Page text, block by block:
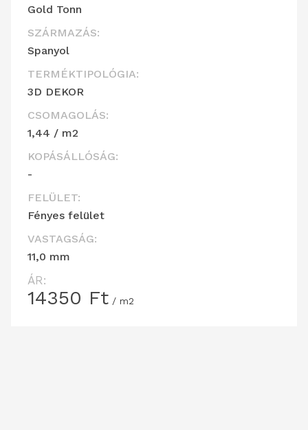
Gold Tonn
SZÁRMAZÁS:
Spanyol
TERMÉKTIPOLÓGIA:
3D DEKOR
CSOMAGOLÁS:
1,44 / m2
KOPÁSÁLLÓSÁG:
-
FELÜLET:
Fényes felület
VASTAGSÁG:
11,0 mm
ÁR:
14350 Ft / m2